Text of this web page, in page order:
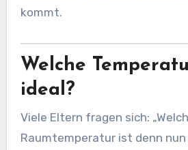
kommt.
Welche
ideal?
Viele Eltern fragen sich:
Raumtemperatur ist denn nun